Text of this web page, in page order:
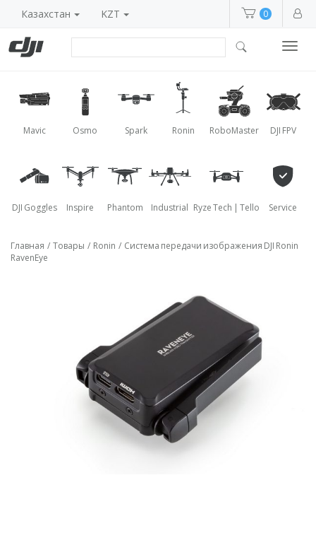
Казахстан KZT 0
Mavic Osmo Spark Ronin RoboMaster DJI FPV
DJI Goggles Inspire Phantom Industrial Ryze Tech | Tello Service
Главная / Товары / Ronin / Система передачи изображения DJI Ronin
RavenEye